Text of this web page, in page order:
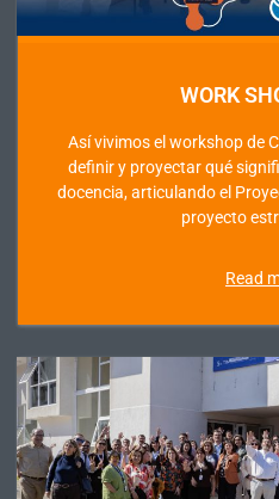
WORK
Así vivimos el workshop de
definir y proyectar qué
docencia, articulando el
proyecto
Read